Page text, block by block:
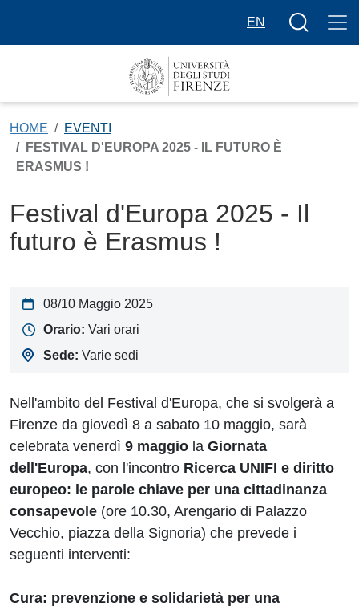
EN
Bottone
HOME
EVENTI
FESTIVAL D'EUROPA 2025 - IL FUTURO È
ERASMUS !
Festival d'Europa 2025 - Il
futuro è Erasmus !
08/10 Maggio 2025
Orario: Vari orari
Sede: Varie sedi
Nell'ambito del Festival d'Europa, che si svolgerà a
Firenze da giovedì 8 a sabato 10 maggio, sarà
celebrata venerdì 9 maggio la Giornata
dell'Europa, con l'incontro Ricerca UNIFI e diritto
europeo: le parole chiave per una cittadinanza
consapevole (ore 10.30, Arengario di Palazzo
Vecchio, piazza della Signoria) che prevede i
seguenti interventi:
Cura: prevenzione e solidarietà per una